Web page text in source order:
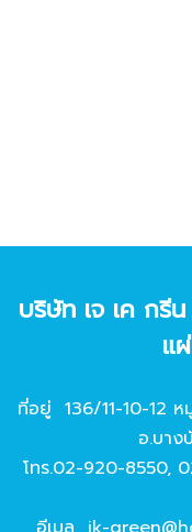
บริษัท เจ เค กรี
แ
ที่อยู่ 136/11-10-12
อ.บาง
โทร.02-920-8550,